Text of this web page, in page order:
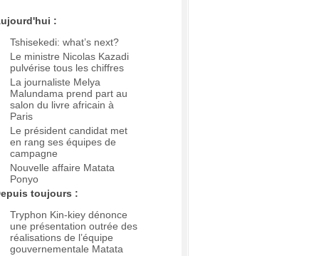
:
Tshisekedi: what’s next?
Le ministre Nicolas Kazadi
pulvérise tous les chiffres
La journaliste Melya
Malundama prend part au
salon du livre africain à
Paris
Le président candidat met
en rang ses équipes de
campagne
Nouvelle affaire Matata
Ponyo
toujours :
Tryphon Kin-kiey dénonce
une présentation outrée des
réalisations de l’équipe
gouvernementale Matata